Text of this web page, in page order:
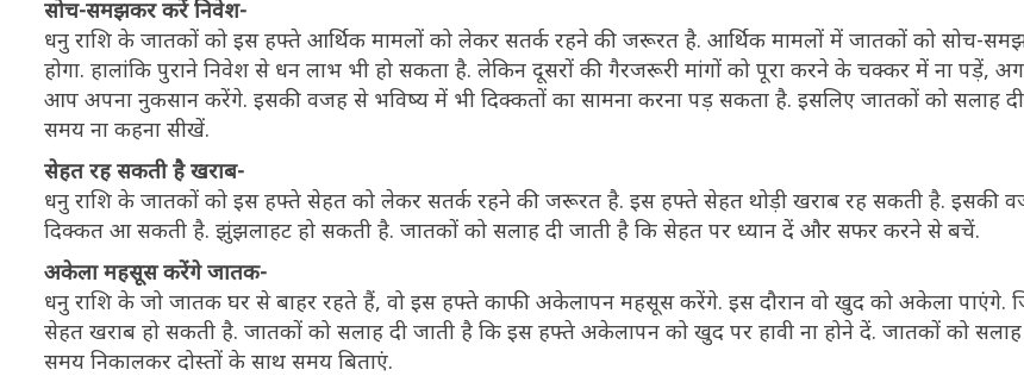
सोच-समझकर करें निवेश-
धनु राशि के जातकों को इस हफ्ते आर्थिक मामलों को लेकर सतर्क रहने की जरूरत है. आर्थिक मामलों में जातकों को सोच-
होगा. हालांकि पुराने निवेश से धन लाभ भी हो सकता है. लेकिन दूसरों की गैरजरूरी मांगों को पूरा करने के चक्कर में ना पड़ें,
आप अपना नुकसान करेंगे. इसकी वजह से भविष्य में भी दिक्कतों का सामना करना पड़ सकता है. इसलिए जातकों को सलाह
समय ना कहना सीखें.
सेहत रह सकती है खराब-
धनु राशि के जातकों को इस हफ्ते सेहत को लेकर सतर्क रहने की जरूरत है. इस हफ्ते सेहत थोड़ी खराब रह सकती है. इसकी
दिक्कत आ सकती है. झुंझलाहट हो सकती है. जातकों को सलाह दी जाती है कि सेहत पर ध्यान दें और सफर करने से बचें.
अकेला महसूस करेंगे जातक-
धनु राशि के जो जातक घर से बाहर रहते हैं, वो इस हफ्ते काफी अकेलापन महसूस करेंगे. इस दौरान वो खुद को अकेला पाएंगे.
सेहत खराब हो सकती है. जातकों को सलाह दी जाती है कि इस हफ्ते अकेलापन को खुद पर हावी ना होने दें. जातकों को सलाह
समय निकालकर दोस्तों के साथ समय बिताएं.